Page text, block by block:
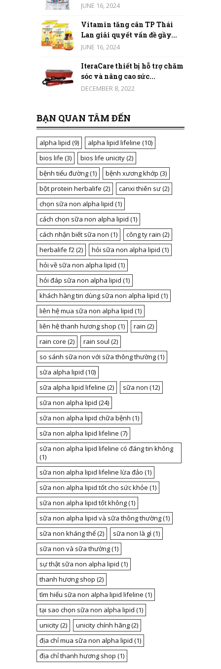
JUNE 16, 2024
Vitamin tăng cân TP Thái
Lan giải quyết vấn đề gầy...
JUNE 16, 2024
IteraCare thiết bị hỗ trợ chăm
sóc và nâng cao sức...
DECEMBER 8, 2022
BẠN QUAN TÂM ĐẾN
alpha lipid (9) alpha lipid lifeline (10)
bios life (3) bios life unicity(2)
bệnh tiểu đường(1) bệnh xương khớp (3)
bột protein herbalife (2) canxi thiên sư(2)
chọn sữa non alpha lipid (1)
cách chọn sữa non alpha lipid (1)
cách nhận biết sữa non (1) công ty rain (2)
herbalife f2(2) hỏi sữa non alpha lipid (1)
hỏi về sữa non alpha lipid (1)
hỏi đáp sữa non alpha lipid (1)
khách hàng tin dùng sữa non alpha lipid (1)
liên hệ mua sữa non alpha lipid (1)
liên hệ thanh hương shop (1) rain (2)
rain core (2) rain soul (2)
so sánh sữa non với sữa thông thường(1)
sữa alpha lipid (10)
sữa alpha lipid lifeline (2) sữa non (12)
sữa non alpha lipid (24)
sữa non alpha lipid chữa bệnh (1)
sữa non alpha lipid lifeline (7)
sữa non alpha lipid lifeline có đáng tin không
(1)
sữa non alpha lipid lifeline lừa đảo (1)
sữa non alpha lipid tốt cho sức khỏe (1)
sữa non alpha lipid tốt không(1)
sữa non alpha lipid và sữa thông thường(1)
sữa non kháng thể(2) sữa non là gì (1)
sữa non và sữa thường(1)
sự thật sữa non alpha lipid (1)
thanh hương shop (2)
tìm hiểu sữa non alpha lipid lifeline (1)
tại sao chọn sữa non alpha lipid (1)
unicity(2) unicity chính hãng(2)
địa chỉ mua sữa non alpha lipid (1)
địa chỉ thanh hương shop (1)